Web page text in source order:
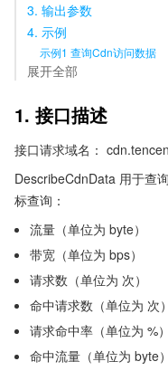
3. 输出参数
4. 示例
示例1 查询Cdn访问数据
展开全部
1. 接口描述
接口请求域名：
DescribeCdnData 用于查
标查询：
流量（单位为 byte）
带宽（单位为 bps）
请求数（单位为 次）
命中请求数（单位为 次）
请求命中率（单位为 %）
命中流量（单位为 byte）